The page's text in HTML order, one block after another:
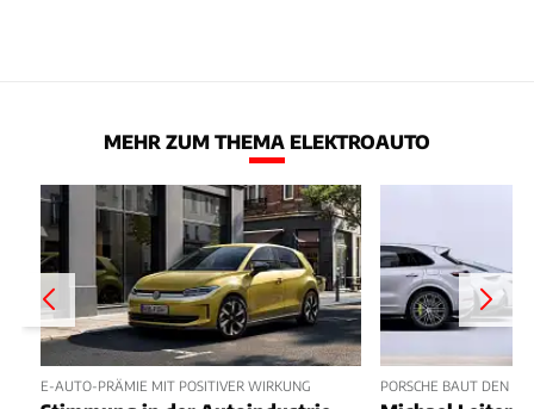
MEHR ZUM THEMA ELEKTROAUTO
E-AUTO-PRÄMIE MIT POSITIVER WIRKUNG PORSCHE BAUT DEN